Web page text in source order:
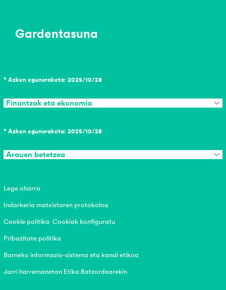
Gardentasuna
* Azken eguneraketa: 2025/10/28
Finantzak eta ekonomia
* Azken eguneraketa: 2025/10/28
Arauen betetzea
Lege oharra
Indarkeria matxistaren protokoloa
Cookie politika Cookiak konfiguratu
Pribazitate politika
Barneko informazio-sistema eta kanal etikoa
Jarri harremanetan Etika Batzordearekin